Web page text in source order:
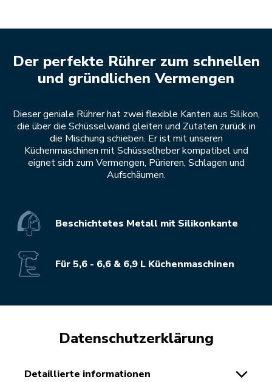
Der perfekte Rührer zum schnellen
und gründlichen Vermengen
Dieser geniale Rührer hat zwei flexible Kanten aus Silikon,
die über die Schüsselwand gleiten und Zutaten zurück in
die Mischung schieben. Er ist mit unseren
Küchenmaschinen mit Schüsselheber kompatibel und
eignet sich zum Vermengen, Pürieren, Schlagen und
Aufschäumen.
Beschichtetes Metall mit Silikonkante
Für 5,6 - 6,6 & 6,9 L Küchenmaschinen
Datenschutzerklärung
detaillierte informationen